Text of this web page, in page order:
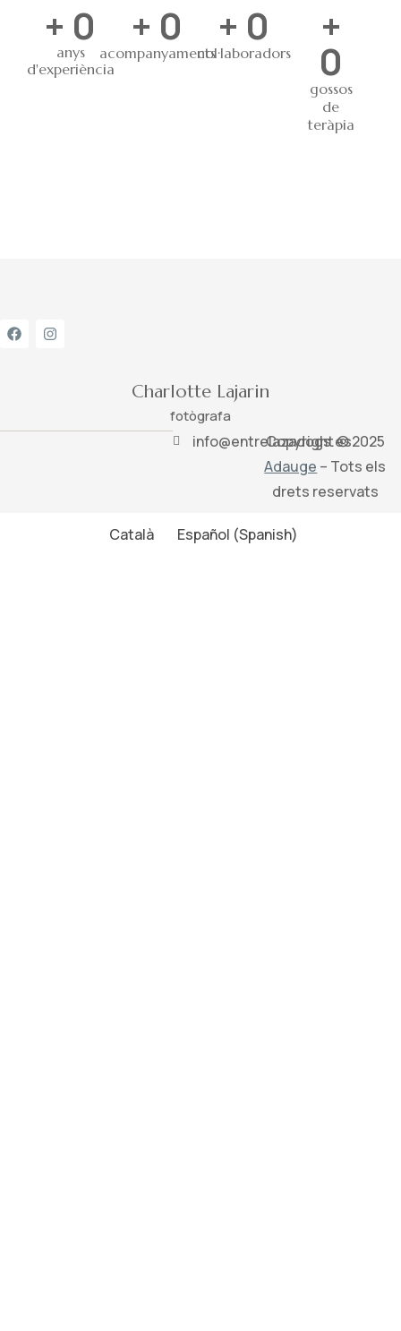
+ 0
anys
d'experiència
+ 0
acompanyaments
+ 0
col·laboradors
+
0
gossos
de
teràpia
Charlotte Lajarin
fotògrafa
Copyright © 2025
Adauge – Tots els
drets reservats
info@entrelazadogs.es
Català Español (Spanish)